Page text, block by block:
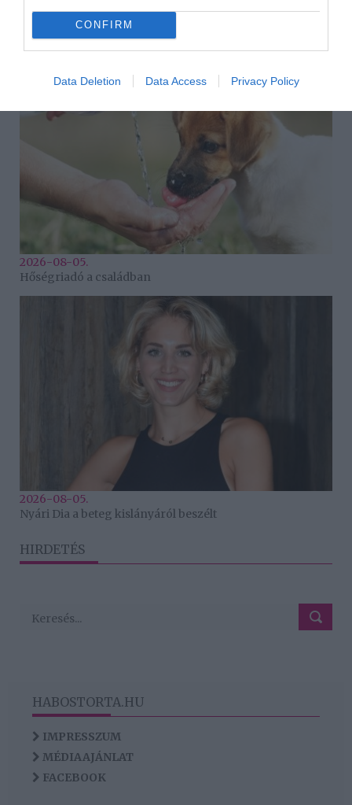
CONFIRM
Data Deletion Data Access Privacy Policy
2026-08-05.
Jegeskávé (Mogyorós-Kókuszos Hűsítő)
2026-08-05.
Hőségriadó a családban
2026-08-05.
Nyári Dia a beteg kislányáról beszélt
HIRDETÉS
HABOSTORTA.HU
IMPRESSZUM
MÉDIAAJÁNLAT
FACEBOOK